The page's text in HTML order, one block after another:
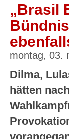
„Brasil
montag, 03.
Dilma,
hätten